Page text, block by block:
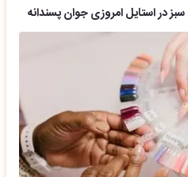
در استایل امروزی جوان پسندانه